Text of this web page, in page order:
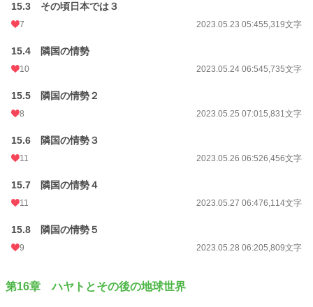
15.3 その頃日本では３
7 2023.05.23 05:455,319文字
15.4 隣国の情勢
10 2023.05.24 06:545,735文字
15.5 隣国の情勢２
8 2023.05.25 07:015,831文字
15.6 隣国の情勢３
11 2023.05.26 06:526,456文字
15.7 隣国の情勢４
11 2023.05.27 06:476,114文字
15.8 隣国の情勢５
9 2023.05.28 06:205,809文字
第16章 ハヤトとその後の地球世界